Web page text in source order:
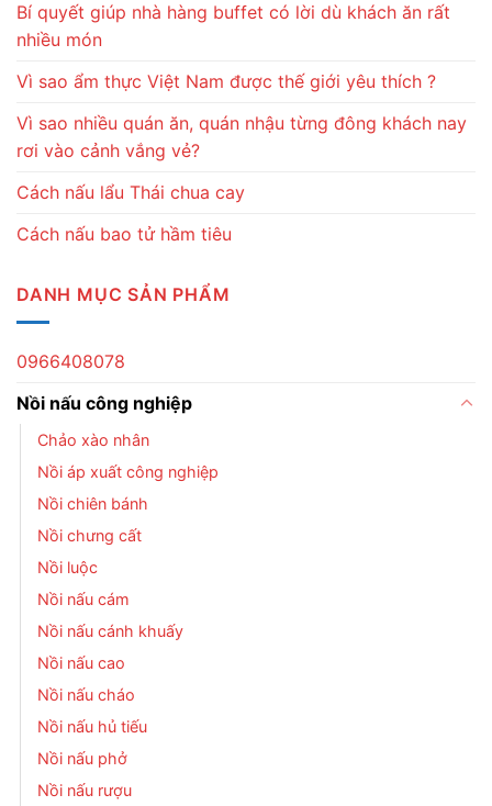
Bí quyết giúp nhà hàng buffet có lời dù khách ăn rất
nhiều món
Vì sao ẩm thực Việt Nam được thế giới yêu thích ?
Vì sao nhiều quán ăn, quán nhậu từng đông khách nay
rơi vào cảnh vắng vẻ?
Cách nấu lẩu Thái chua cay
Cách nấu bao tử hầm tiêu
DANH MỤC SẢN PHẨM
0966408078
Nồi nấu công nghiệp
Chảo xào nhân
Nồi áp xuất công nghiệp
Nồi chiên bánh
Nồi chưng cất
Nồi luộc
Nồi nấu cám
Nồi nấu cánh khuấy
Nồi nấu cao
Nồi nấu cháo
Nồi nấu hủ tiếu
Nồi nấu phở
Nồi nấu rượu